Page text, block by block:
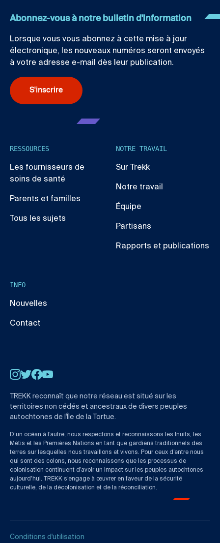
Abonnez-vous à notre bulletin d'information
Lorsque vous vous abonnez à cette mise à jour
électronique, les nouveaux numéros seront envoyés
à votre adresse e-mail dès leur publication.
S'inscrire
RESSOURCES
Les fournisseurs de
soins de santé
Parents et familles
Tous les sujets
NOTRE TRAVAIL
Sur Trekk
Notre travail
Équipe
Partisans
Rapports et publications
INFO
Nouvelles
Contact
Instagram
Twitter
Facebook
TREKK reconnaît que notre réseau est situé sur les
territoires non cédés et ancestraux de divers peuples
autochtones de l'Île de la Tortue.
D’un océan à l’autre, nous respectons et reconnaissons les Inuits, les
Métis et les Premières Nations en tant que gardiens traditionnels des
terres sur lesquelles nous travaillons et vivons. Pour ceux d’entre nous
qui sont des colons, nous reconnaissons que les processus de
colonisation continuent d’avoir un impact sur les peuples autochtones
aujourd’hui. TREKK s’engage à œuvrer en faveur de la sécurité
culturelle, de la décolonisation et de la réconciliation.
Conditions d'utilisation